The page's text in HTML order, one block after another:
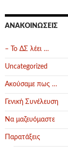
ΑΝΑΚΟΙΝΏΣΕΙΣ
– Το ΔΣ λέει …
Uncategorized
Ακούσαμε πως …
Γενική Συνέλευση
Να μαζευόμαστε
Παρατάξεις